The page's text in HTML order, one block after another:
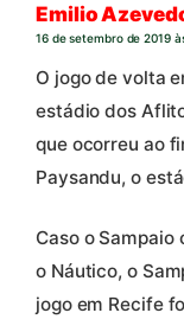
Emilio
16 de setembro de 2019
O jogo de volta
estádio dos
que ocorreu ao
Paysandu, o
Caso o
o Náutico, o
jogo em Recife